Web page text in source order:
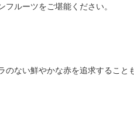
ルーツをご堪能ください。
ない鮮やかな赤を追求するこ